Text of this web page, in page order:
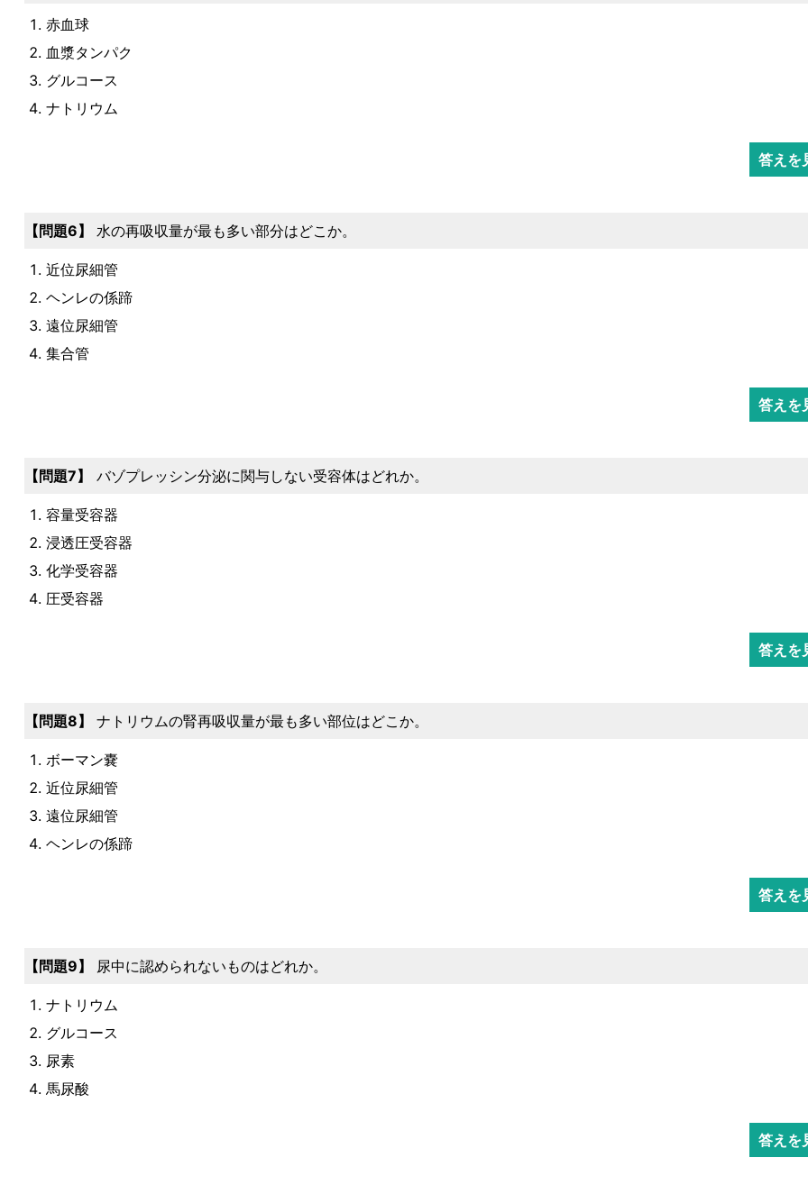
赤血球
血漿タンパク
グルコース
ナトリウム
答えを
問題6 水の再吸収量が最も多い部分はどこか。
近位尿細管
ヘンレの係蹄
遠位尿細管
集合管
答えを
問題7 バゾプレッシン分泌に関与しない受容体はどれか。
容量受容器
浸透圧受容器
化学受容器
圧受容器
答えを
問題8 ナトリウムの腎再吸収量が最も多い部位はどこか。
ボーマン嚢
近位尿細管
遠位尿細管
ヘンレの係蹄
答えを
問題9 尿中に認められないものはどれか。
ナトリウム
グルコース
尿素
馬尿酸
答えを